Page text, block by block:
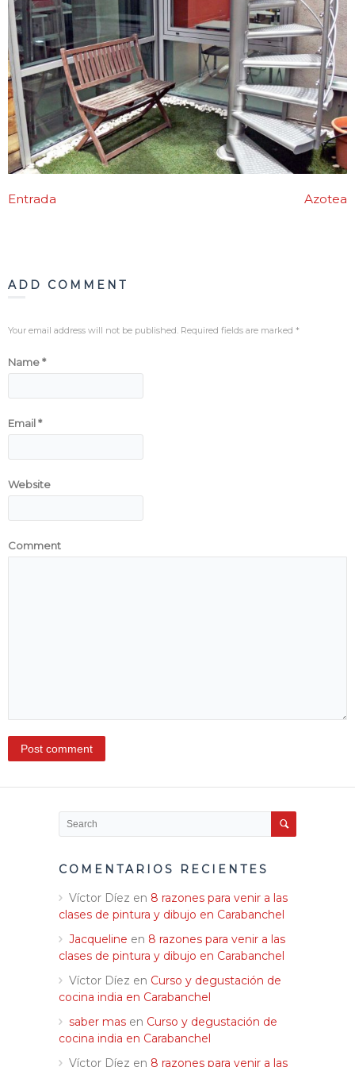
Entrada Azotea
ADD COMMENT
Your email address will not be published. Required fields are marked *
Name*
Email*
Website
Comment
COMENTARIOS RECIENTES
Víctor Díez en 8 razones para venir a las
clases de pintura y dibujo en Carabanchel
Jacqueline en 8 razones para venir a las
clases de pintura y dibujo en Carabanchel
Víctor Díez en Curso y degustación de
cocina india en Carabanchel
saber mas en Curso y degustación de
cocina india en Carabanchel
Víctor Díez en 8 razones para venir a las
Blog
Contacto